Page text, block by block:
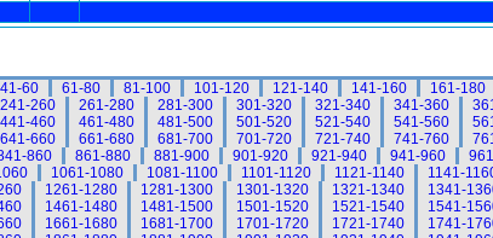
41-60 61-80 81-100 101-120 121-140 141-160 161-180
241-260 261-280 281-300 301-320 321-340 341-360
441-460 461-480 481-500 501-520 521-540 541-560
641-660 661-680 681-700 701-720 721-740 741-760
860 861-880 881-900 901-920 921-940 941-960
1061-1080 1081-1100 1101-1120 1121-1140 1141-
1261-1280 1281-1300 1301-1320 1321-1340 1341-
1461-1480 1481-1500 1501-1520 1521-1540 1541-
1661-1680 1681-1700 1701-1720 1721-1740 1741-